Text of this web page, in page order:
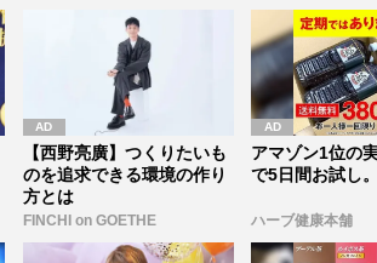
【西野亮廣】つくりたいも
のを追求できる環境の作り
方とは
FINCHI on GOETHE
アマゾン1位の
で5日間お試し。
ハーブ健康本舗